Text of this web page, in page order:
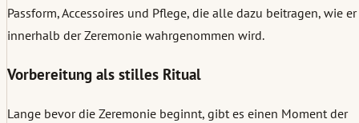
Passform, Accessoires und Pflege, die alle dazu beitragen, wie er
innerhalb der Zeremonie wahrgenommen wird.
Vorbereitung als stilles Ritual
Lange bevor die Zeremonie beginnt, gibt es einen Moment der